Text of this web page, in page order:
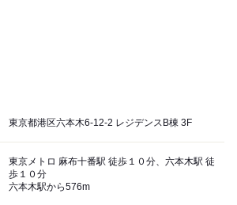
東京都港区六本木6-12-2 レジデンスB棟 3F
東京メトロ 麻布十番駅 徒歩１０分、六本木駅 徒
歩１０分
六本木駅から576m